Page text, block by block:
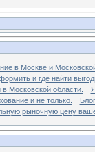
в Москве и
и где найти
Московской области.
и не только.
Блог
рыночную цену